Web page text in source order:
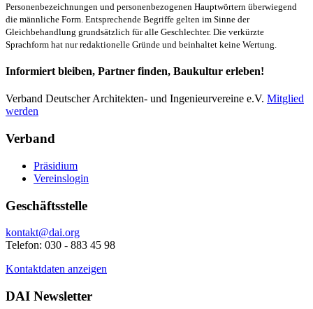
Personenbezeichnungen und personenbezogenen Hauptwörtern überwiegend
die männliche Form. Entsprechende Begriffe gelten im Sinne der
Gleichbehandlung grundsätzlich für alle Geschlechter. Die verkürzte
Sprachform hat nur redaktionelle Gründe und beinhaltet keine Wertung.
Informiert bleiben, Partner finden, Baukultur erleben!
Verband Deutscher Architekten- und Ingenieurvereine e.V. Mitglied
werden
Verband
Präsidium
Vereinslogin
Geschäftsstelle
kontakt@dai.org
Telefon: 030 - 883 45 98
Kontaktdaten anzeigen
DAI Newsletter